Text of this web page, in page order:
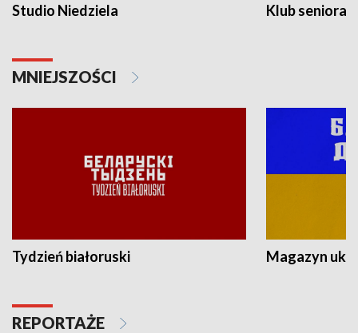
Studio Niedziela Klub seniora
MNIEJSZOŚCI
Tydzień białoruski Magazyn
REPORTAŻE